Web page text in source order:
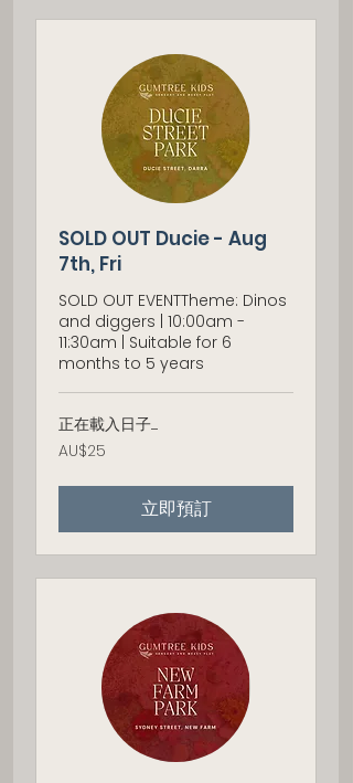
SOLD OUT Ducie - Aug
7th, Fri
SOLD OUT EVENTTheme: Dinos
and diggers | 10:00am -
11:30am | Suitable for 6
months to 5 years
正在載入日子......
25
澳
利
AU$25
立即預訂